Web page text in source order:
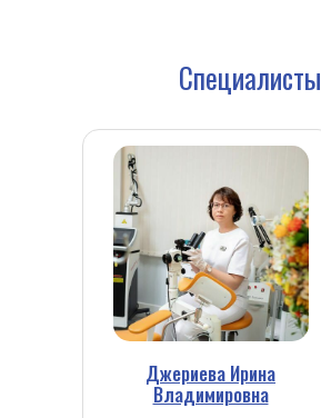
Специалисты
Джериева Ирина
Владимировна